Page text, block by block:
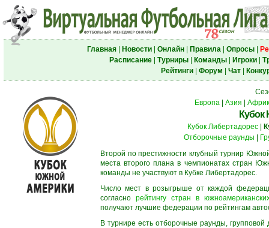
Главная| Новости| Онлайн| Правила| Опросы|
Расписание| Турниры| Команды| Игроки|
Рейтинги| Форум Чат|
Европа| Азия
Кубок Либертадорес
Отборочные раунды
Второй по престижности клубный турнир
места второго плана в чемпионатах стран
команды не участвуют в Кубке Либертадорес.
Число мест в розыгрыше от каждой
согласнорейтингу стран в
получают лучшие федерации по рейтингам
В турнире есть отборочные раунды,